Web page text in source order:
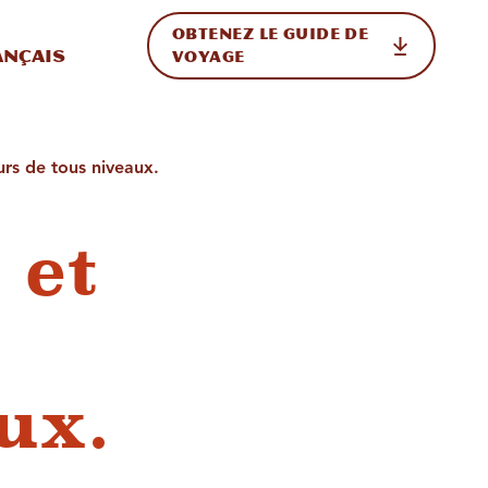
le site
vers l'international
OBTENEZ LE GUIDE DE
VOYAGE
de tous niveaux.
et